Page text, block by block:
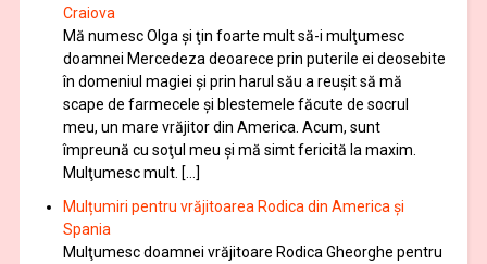
Craiova
Mă numesc Olga şi ţin foarte mult să-i mulţumesc
doamnei Mercedeza deoarece prin puterile ei deosebite
în domeniul magiei şi prin harul său a reuşit să mă
scape de farmecele şi blestemele făcute de socrul
meu, un mare vrăjitor din America. Acum, sunt
împreună cu soţul meu şi mă simt fericită la maxim.
Mulţumesc mult. […]
Mulțumiri pentru vrăjitoarea Rodica din America și
Spania
Mulţumesc doamnei vrăjitoare Rodica Gheorghe pentru